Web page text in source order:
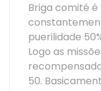
Briga comité é
puerilidade
Logo as
50.